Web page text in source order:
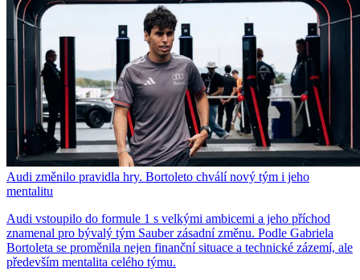
Audi změnilo pravidla hry. Bortoleto chválí nový tým i jeho
mentalitu
Audi vstoupilo do formule 1 s velkými ambicemi a jeho příchod
znamenal pro bývalý tým Sauber zásadní změnu. Podle Gabriela
Bortoleta se proměnila nejen finanční situace a technické zázemí, ale
především mentalita celého týmu.